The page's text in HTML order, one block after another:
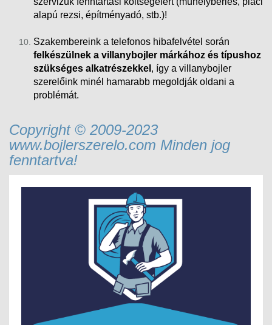
alapú rezsi, építményadó, stb.)!
Szakembereink a telefonos hibafelvétel során
felkészülnek a villanybojler márkához és típushoz
szükséges alkatrészekkel , így a villanybojler
szerelőink minél hamarabb megoldják oldani a
problémát.
Copyright © 2009-2023
www.bojlerszerelo.com Minden jog
fenntartva!